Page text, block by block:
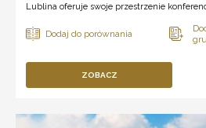
Lublina oferuje swoje przestrzenie
ZOBACZ